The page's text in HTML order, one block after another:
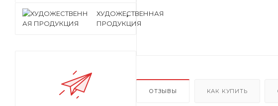
ОТЗЫВЫ КАК КУПИТЬ
ХУДОЖЕСТВЕННАЯ
ПРОДУКЦИЯ